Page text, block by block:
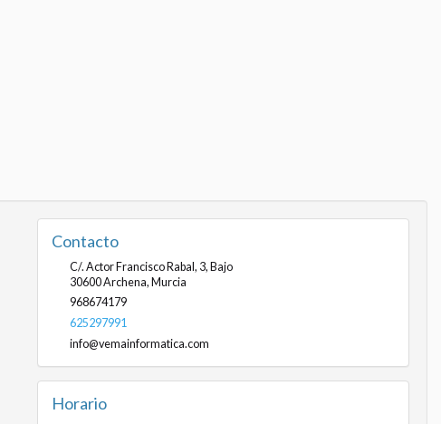
Contacto
C/. Actor Francisco Rabal, 3, Bajo
30600Archena, Murcia
968674179
625297991
info@vemainformatica.com
Horario